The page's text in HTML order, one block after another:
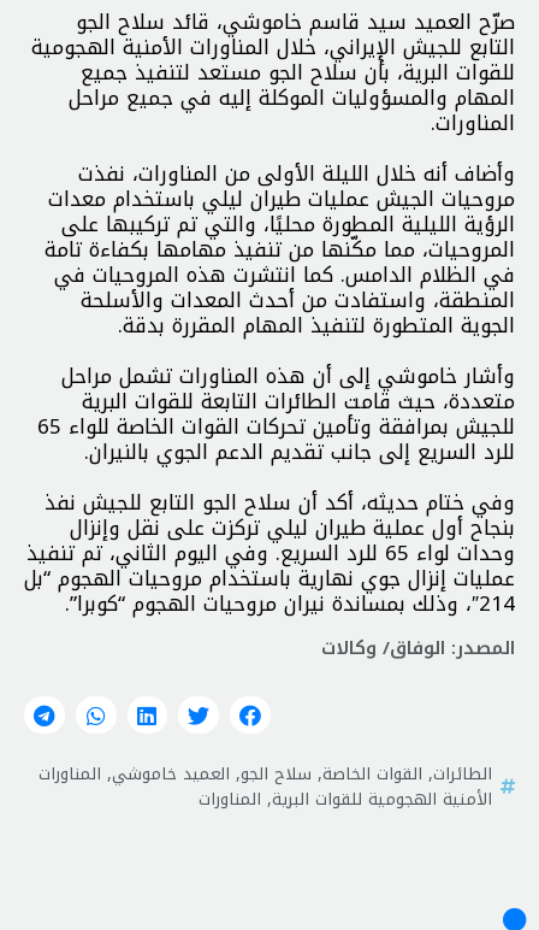
صرّح العميد سيد قاسم خاموشي، قائد سلاح الجو
التابع للجيش الإيراني، خلال المناورات الأمنية الهجومية
للقوات البرية، بأن سلاح الجو مستعد لتنفيذ جميع
المهام والمسؤوليات الموكلة إليه في جميع مراحل
المناورات.
وأضاف أنه خلال الليلة الأولى من المناورات، نفذت
مروحيات الجيش عمليات طيران ليلي باستخدام معدات
الرؤية الليلية المطورة محليًا، والتي تم تركيبها على
المروحيات، مما مكّنها من تنفيذ مهامها بكفاءة تامة
في الظلام الدامس. كما انتشرت هذه المروحيات في
المنطقة، واستفادت من أحدث المعدات والأسلحة
الجوية المتطورة لتنفيذ المهام المقررة بدقة.
وأشار خاموشي إلى أن هذه المناورات تشمل مراحل
متعددة، حيث قامت الطائرات التابعة للقوات البرية
للجيش بمرافقة وتأمين تحركات القوات الخاصة للواء 65
للرد السريع إلى جانب تقديم الدعم الجوي بالنيران.
وفي ختام حديثه، أكد أن سلاح الجو التابع للجيش نفذ
بنجاح أول عملية طيران ليلي تركزت على نقل وإنزال
وحدات لواء 65 للرد السريع. وفي اليوم الثاني، تم تنفيذ
عمليات إنزال جوي نهارية باستخدام مروحيات الهجوم “بل
214″، وذلك بمساندة نيران مروحيات الهجوم “كوبرا”.
المصدر: الوفاق/ وكالات
الطائرات, القوات الخاصة, سلاح الجو, العميد خاموشي, المناورات
الأمنية الهجومية للقوات البرية, المناورات